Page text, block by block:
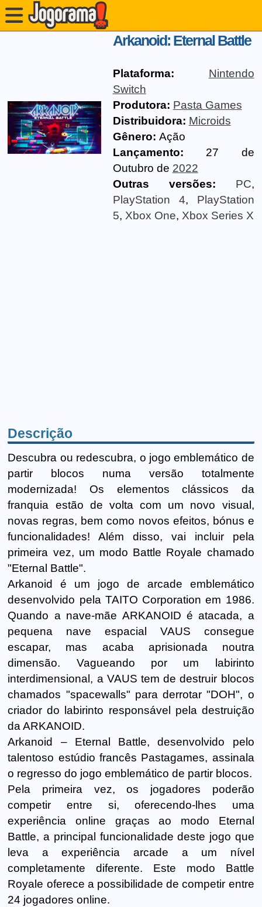
Arkanoid: Eternal Battle
Plataforma:
Nintendo
Switch
Produtora: Pasta Games
Distribuidora: Microids
Gênero: Ação
Lançamento: 27 de
Outubro de 2022
Outras versões:
PC,
PlayStation 4, PlayStation
5, Xbox One, Xbox Series X
Descrição
Descubra ou redescubra, o jogo emblemático de
partir blocos numa versão totalmente
modernizada! Os elementos clássicos da
franquia estão de volta com um novo visual,
novas regras, bem como novos efeitos, bónus e
funcionalidades! Além disso, vai incluir pela
primeira vez, um modo Battle Royale chamado
"Eternal Battle".
Arkanoid é um jogo de arcade emblemático
desenvolvido pela TAITO Corporation em 1986.
Quando a nave-mãe ARKANOID é atacada, a
pequena nave espacial VAUS consegue
escapar, mas acaba aprisionada noutra
dimensão. Vagueando por um labirinto
interdimensional, a VAUS tem de destruir blocos
chamados "spacewalls" para derrotar "DOH", o
criador do labirinto responsável pela destruição
da ARKANOID.
Arkanoid – Eternal Battle, desenvolvido pelo
talentoso estúdio francês Pastagames, assinala
o regresso do jogo emblemático de partir blocos.
Pela primeira vez, os jogadores poderão
competir entre si, oferecendo-lhes uma
experiência online graças ao modo Eternal
Battle, a principal funcionalidade deste jogo que
leva a experiência arcade a um nível
completamente diferente. Este modo Battle
Royale oferece a possibilidade de competir entre
24 jogadores online.